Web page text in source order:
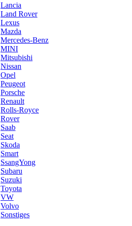
Lancia
Land Rover
Lexus
Mazda
Mercedes-Benz
MINI
Mitsubishi
Nissan
Opel
Peugeot
Porsche
Renault
Rolls-Royce
Rover
Saab
Seat
Skoda
Smart
SsangYong
Subaru
Suzuki
Toyota
VW
Volvo
Sonstiges